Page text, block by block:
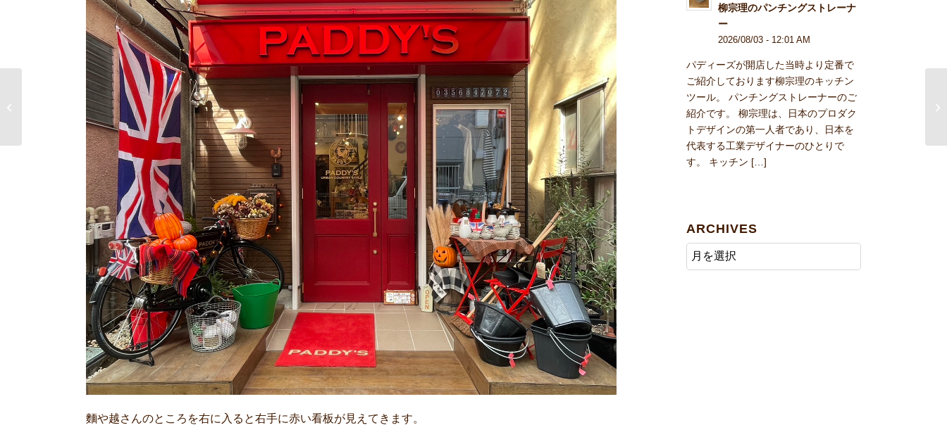
麵や越さんのところを右に入ると右手に赤い看板が見えてきます。
柳宗理のパンチングストレーナ
ー
2026/08/03 - 12:01 AM
パディーズが開店した当時より定番で
ご紹介しております柳宗理のキッチン
ツール。 パンチングストレーナーのご
紹介です。 柳宗理は、日本のプロダク
トデザインの第一人者であり、日本を
代表する工業デザイナーのひとりで
す。 キッチン […]
ARCHIVES
ドイツのスモーカー き
のことテントウムシ